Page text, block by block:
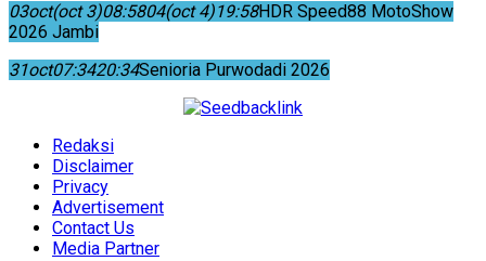
03oct(oct 3)08:5804(oct 4)19:58HDR Speed88 MotoShow
2026 Jambi
31oct07:3420:34Senioria Purwodadi 2026
Redaksi
Disclaimer
Privacy
Advertisement
Contact Us
Media Partner